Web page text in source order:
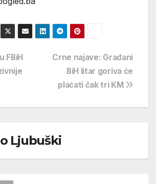
Crne najave: Građani
BiH litar goriva će
plaćati čak tri KM
FBiH
Ljubuški